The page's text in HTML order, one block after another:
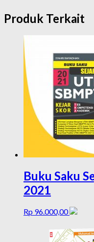
Produk Terkait
Buku Saku
2021
Rp 96.000,00